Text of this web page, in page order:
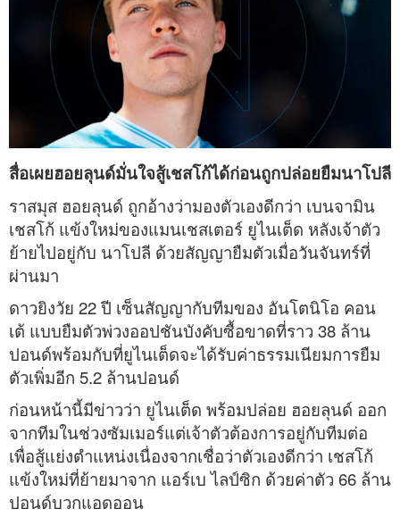
สื่อเผยฮอยลุนด์มั่นใจสู้เชสโก้ได้ก่อนถูกปล่อยยืมนาโปลี
ราสมุส ฮอยลุนด์ ถูกอ้างว่ามองตัวเองดีกว่า เบนจามิน
เชสโก้ แข้งใหม่ของแมนเชสเตอร์ ยูไนเต็ด หลังเจ้าตัว
ย้ายไปอยู่กับ นาโปลี ด้วยสัญญายืมตัวเมื่อวันจันทร์ที่
ผ่านมา
ดาวยิงวัย 22 ปี เซ็นสัญญากับทีมของ อันโตนิโอ คอน
เต้ แบบยืมตัวพ่วงออปชันบังคับซื้อขาดที่ราว 38 ล้าน
ปอนด์พร้อมกับที่ยูไนเต็ดจะได้รับค่าธรรมเนียมการยืม
ตัวเพิ่มอีก 5.2 ล้านปอนด์
ก่อนหน้านี้มีข่าวว่า ยูไนเต็ด พร้อมปล่อย ฮอยลุนด์ ออก
จากทีมในช่วงซัมเมอร์แต่เจ้าตัวต้องการอยู่กับทีมต่อ
เพื่อสู้แย่งตำแหน่งเนื่องจากเชื่อว่าตัวเองดีกว่า เชสโก้
แข้งใหม่ที่ย้ายมาจาก แอร์เบ ไลป์ซิก ด้วยค่าตัว 66 ล้าน
ปอนด์บวกแอดออน